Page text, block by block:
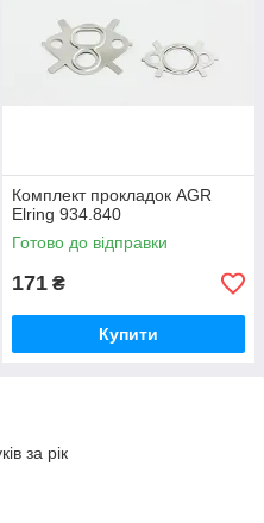
Комплект прокладок AGR
Elring 934.840
Готово до відправки
171 ₴
Купити
за рік